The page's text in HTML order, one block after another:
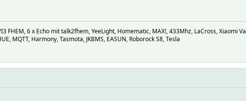
FHEM, 6 x Echo mit talk2fhem, YeeLight, Homematic, MAX!, 433Mhz, LaCross, Xiaomi
MQTT, Harmony, Tasmota, JKBMS, EASUN, Roborock S8, Tesla